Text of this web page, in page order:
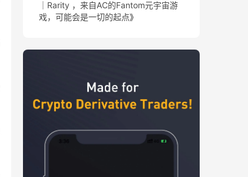
｜Rarity ，来自AC的Fantom元宇宙游
戏，可能会是一切的起点》